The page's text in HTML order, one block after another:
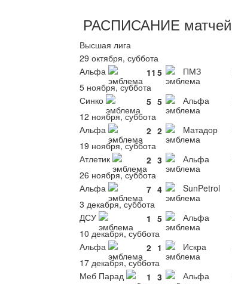
РАСПИСАНИЕ матчей
Высшая лига
29 октября, суббота
Альфа
11 5 ПМЗ
5 ноября, суббота
Синко
5 5 Альфа
12 ноября, суббота
Альфа
2 2 Матадор
19 ноября, суббота
Атлетик
2 3 Альфа
26 ноября, суббота
Альфа
7 4 SunPetrol
3 декабря, суббота
ДСУ
1 5 Альфа
10 декабря, суббота
Альфа
2 1 Искра
17 декабря, суббота
Меб Парад
1 3 Альфа